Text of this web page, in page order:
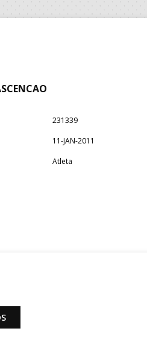
231339
11-JAN-2011
Atleta